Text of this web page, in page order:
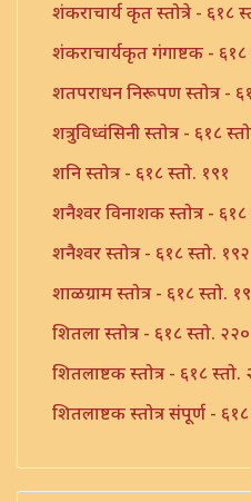
शंकराचार्य कृत स्तोत्रे - ६१८
शंकराचार्यकृत गंगाष्टक - ६१८
शतपराधन निरूपण स्तोत्र -
शत्रुविध्वंसिनी स्तोत्र - ६१८
शनि स्तोत्र - ६१८ स्तो. १९१
शनैश्वर विनाशक स्तोत्र - ६१८
शनैश्वर स्तोत्र - ६१८ स्तो. १९२
शाळग्राम स्तोत्र - ६१८ स्तो.
शितला स्तोत्र - ६१८ स्तो. २२०
शितलाष्टक स्तोत्र - ६१८ स्तो.
शितलाष्टक स्तोत्र संपूर्ण -
शिव शिव शिवशंभो श्री